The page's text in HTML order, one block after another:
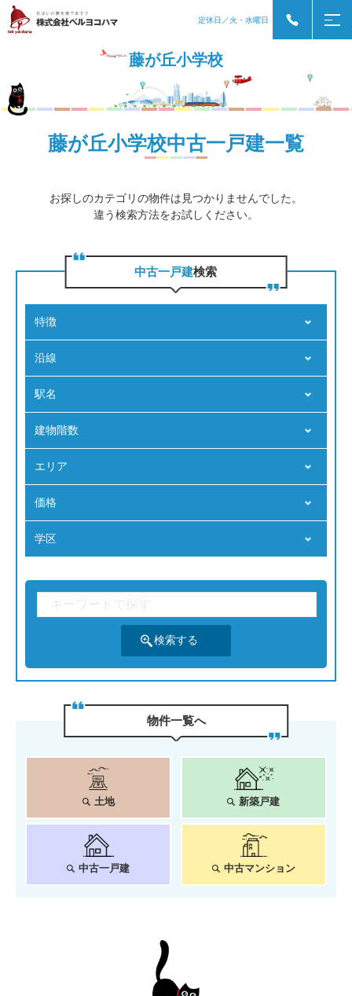
定休日／火・水曜日
藤が丘小学校
藤が丘小学校中古一戸建一覧
お探しのカテゴリの物件は見つかりませんでした。
違う検索方法をお試しください。
中古一戸建検索
特徴
沿線
駅名
建物階数
エリア
価格
学区
物件⼀覧へ
土地 新築戸建
中古一戸建 中古マンション